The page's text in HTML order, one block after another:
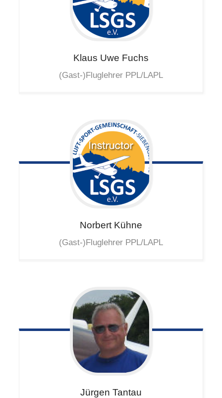
Klaus Uwe Fuchs
(Gast-)Fluglehrer PPL/LAPL
Norbert Kühne
(Gast-)Fluglehrer PPL/LAPL
Jürgen Tantau